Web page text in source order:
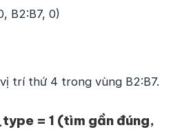
B2:B7, 0)
trí thứ 4 trong vùng B2:B7.
= 1 (tìm gần đúng,